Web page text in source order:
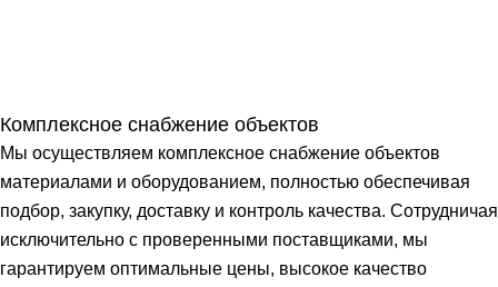
Комплексное снабжение объектов
Мы осуществляем комплексное снабжение объектов
материалами и оборудованием, полностью обеспечивая
подбор, закупку, доставку и контроль качества. Сотрудничая
исключительно с проверенными поставщиками, мы
гарантируем оптимальные цены, высокое качество